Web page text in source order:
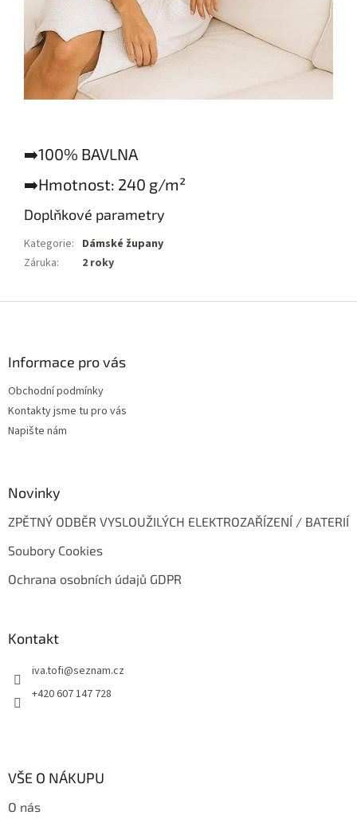
➡️100% BAVLNA
➡️Hmotnost: 240 g/m²
Doplňkové parametry
Kategorie: Dámské župany
Záruka: 2 roky
Informace pro vás
Obchodní podmínky
Kontakty jsme tu pro vás
Napište nám
Novinky
ZPĚTNÝ ODBĚR VYSLOUŽILÝCH ELEKTROZAŘÍZENÍ / BATERIÍ
Soubory Cookies
Ochrana osobních údajů GDPR
Kontakt
iva.tofi@seznam.cz
+420 607 147 728
VŠE O NÁKUPU
O nás